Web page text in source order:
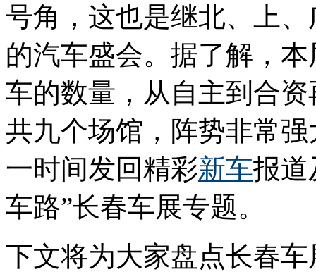
号角，这也是继北、上
的汽车盛会。据了解，本
车的数量，从自主到合
共九个场馆，阵势非常
一时间发回精彩新车报道
车路”长春车展专题。
下文将为大家盘点长春